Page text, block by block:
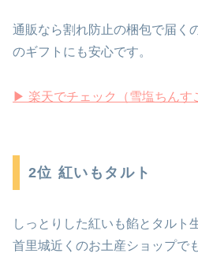
通販なら割れ防止の梱包で届く
のギフトにも安心です。
▶ 楽天でチェック（雪塩ちんす
2位 紅いもタルト
しっとりした紅いも餡とタルト
首里城近くのお土産ショップで